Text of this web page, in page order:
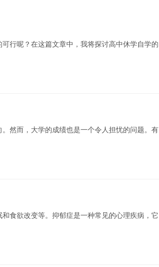
行呢？在这篇文章中，我将探讨高中休学自学的
然而，大学的成绩也是一个令人担忧的问题。有
食欲改变等。抑郁症是一种常见的心理疾病，它